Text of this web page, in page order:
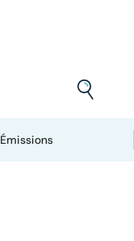
Émissions